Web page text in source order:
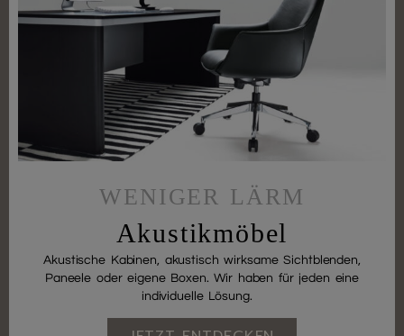
WENIGER LÄRM
Akustikmöbel
Akustische Kabinen, akustisch wirksame Sichtblenden,
Paneele oder eigene Boxen. Wir haben für jeden eine
individuelle Lösung.